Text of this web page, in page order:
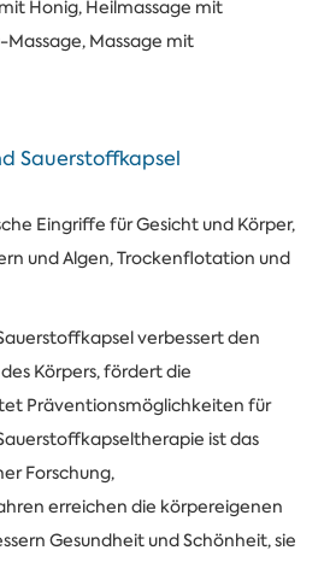
Honig, Heilmassage mit
Massage, Massage mit
Sauerstoffkapsel
Eingriffe für Gesicht und Körper,
und Algen, Trockenflotation und
verbessert den
Körpers, fördert die
Präventionsmöglichkeiten für
ist das
Forschung,
erreichen die körpereigenen
Gesundheit und Schönheit, sie